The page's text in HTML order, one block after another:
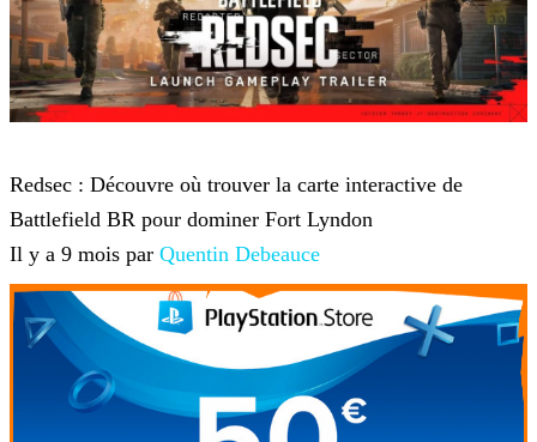
Redsec : Découvre où trouver la carte interactive de
Battlefield BR pour dominer Fort Lyndon
Il y a 9 mois par Quentin Debeauce